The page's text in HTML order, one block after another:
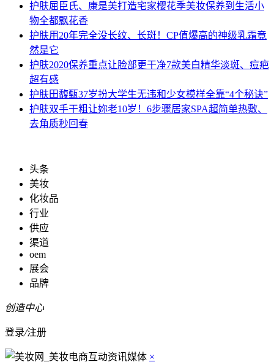
护肤屈臣氏、康是美打造宅家樱花季美妆保养到生活小
物全都飘花香
护肤用20年完全没长纹、长斑！CP值爆高的神级乳霜竟
然是它
护肤2020保养重点让脸部更干净7款美白精华淡斑、痘疤
超有感
护肤田馥甄37岁扮大学生无违和少女模样全靠“4个秘诀”
护肤双手干粗让妳老10岁！6步骤居家SPA超简单热敷、
去角质秒回春
头条
美妆
化妆品
行业
供应
渠道
oem
展会
品牌
创造中心
登录/注册
×